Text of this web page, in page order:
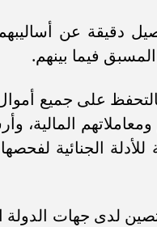
دقيقة عن أساليبهم
فيما بينهم.
على جميع
المالية،
الجنائية
لدى جهات الدولة